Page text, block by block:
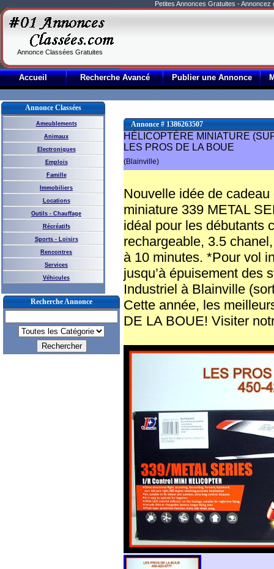
Petites Annonces Gratuites -
Annonce Classées Gratuites
Accueil Recherche Avancé Publier une Annonce
Annonce Classées
Ameublements
Animaux
Electroniques
Emplois
Famille
Immobiliers
Locations
Outils - Chauffage
Récréatifs
Sports - Loisirs
Rencontres
Services
Véhicules
Recherche Annonce
Annonce # 1386263507
HÉLICOPTÈRE MINIATURE
LES PROS DE LA BOUE
(Blainville)
Nouvelle idée de
miniature 339 METAL
idéal pour les débutants
rechargeable, 3.5
à 10 minutes. *Pour vol
jusqu’à épuisement des
Industriel à Blainville
Cette année, les
DE LA BOUE! Visiter